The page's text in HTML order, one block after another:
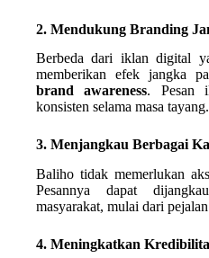
2. Mendukung Branding
Berbeda dari iklan digital
memberikan efek jangka
brand awareness. Pesan
konsisten selama masa tayang.
3. Menjangkau Berbagai
Baliho tidak memerlukan
Pesannya dapat
masyarakat, mulai dari
4. Meningkatkan